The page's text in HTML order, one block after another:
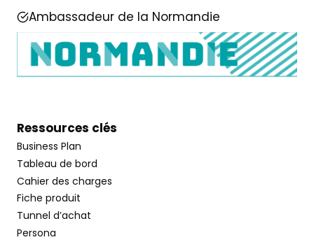
Ambassadeur de la Normandie
Ressources clés
Business Plan
Tableau de bord
Cahier des charges
Fiche produit
Tunnel d’achat
Persona